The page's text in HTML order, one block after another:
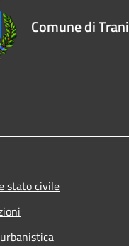
Comune di Trani
stato civile